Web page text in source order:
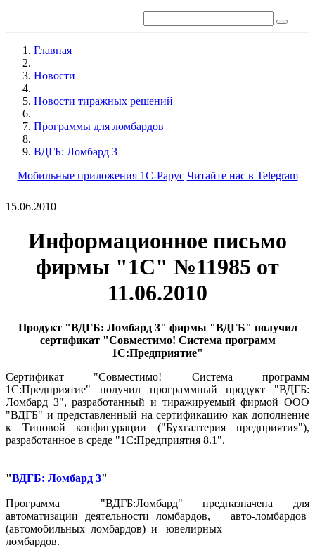
Главная
Новости
Новости тиражных решений
Программы для ломбардов
ВДГБ: Ломбард 3
Мобильные приложения 1С-Рарус Читайте нас в Telegram
15.06.2010
Информационное письмо
фирмы "1С" №11985 от
11.06.2010
Продукт "ВДГБ: Ломбард 3" фирмы "ВДГБ" получил
сертификат "Совместимо! Система программ
1С:Предприятие"
Сертификат "Совместимо! Система программ
1С:Предприятие" получил программный продукт "ВДГБ:
Ломбард 3", разработанный и тиражируемый фирмой ООО
"ВДГБ" и представленный на сертификацию как дополнение
к Типовой конфигурации ("Бухгалтерия предприятия"),
разработанное в среде "1С:Предприятия 8.1".
"ВДГБ: Ломбард 3"
Программа "ВДГБ:Ломбард" предназначена для
автоматизации деятельности ломбардов, авто-ломбардов
(автомобильных ломбардов) и ювелирных
ломбардов.